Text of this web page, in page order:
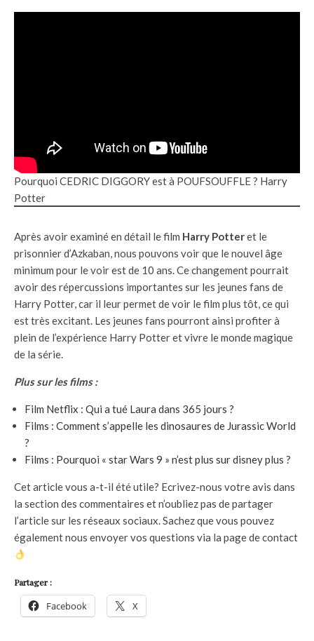
Pourquoi CEDRIC DIGGORY est à POUFSOUFFLE ? Harry
Potter
Après avoir examiné en détail le film Harry Potteret le
prisonnier d’Azkaban, nous pouvons voir que le nouvel âge
minimum pour le voir est de 10 ans. Ce changement pourrait
avoir des répercussions importantes sur les jeunes fans de
Harry Potter, car il leur permet de voir le film plus tôt, ce qui
est très excitant. Les jeunes fans pourront ainsi profiter à
plein de l’expérience Harry Potter et vivre le monde magique
de la série.
Plus sur les films :
Film Netflix : Qui a tué Laura dans 365 jours ?
Films : Comment s’appelle les dinosaures de Jurassic World
?
Films : Pourquoi « star Wars 9 » n’est plus sur disney plus ?
Cet article vous a-t-il été utile? Ecrivez-nous votre avis dans
la section des commentaires et n’oubliez pas de partager
l’article sur les réseaux sociaux. Sachez que vous pouvez
également nous envoyer vos questions via la page de contact
Partager :
Facebook X